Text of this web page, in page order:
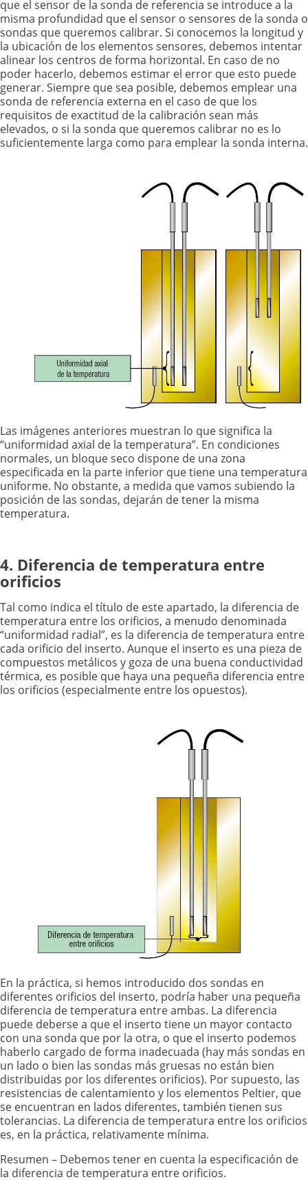
que el sensor de la sonda de referencia se introduce a la
misma profundidad que el sensor o sensores de la sonda o
sondas que queremos calibrar. Si conocemos la longitud y
la ubicación de los elementos sensores, debemos intentar
alinear los centros de forma horizontal. En caso de no
poder hacerlo, debemos estimar el error que esto puede
generar. Siempre que sea posible, debemos emplear una
sonda de referencia externa en el caso de que los
requisitos de exactitud de la calibración sean más
elevados, o si la sonda que queremos calibrar no es lo
suficientemente larga como para emplear la sonda interna.
Las imágenes anteriores muestran lo que significa la
“uniformidad axial de la temperatura”. En condiciones
normales, un bloque seco dispone de una zona
especificada en la parte inferior que tiene una temperatura
uniforme. No obstante, a medida que vamos subiendo la
posición de las sondas, dejarán de tener la misma
temperatura.
4. Diferencia de temperatura entre
orificios
Tal como indica el título de este apartado, la diferencia de
temperatura entre los orificios, a menudo denominada
“uniformidad radial”, es la diferencia de temperatura entre
cada orificio del inserto. Aunque el inserto es una pieza de
compuestos metálicos y goza de una buena conductividad
térmica, es posible que haya una pequeña diferencia entre
los orificios (especialmente entre los opuestos).
En la práctica, si hemos introducido dos sondas en
diferentes orificios del inserto, podría haber una pequeña
diferencia de temperatura entre ambas. La diferencia
puede deberse a que el inserto tiene un mayor contacto
con una sonda que por la otra, o que el inserto podemos
haberlo cargado de forma inadecuada (hay más sondas en
un lado o bien las sondas más gruesas no están bien
distribuidas por los diferentes orificios). Por supuesto, las
resistencias de calentamiento y los elementos Peltier, que
se encuentran en lados diferentes, también tienen sus
tolerancias. La diferencia de temperatura entre los orificios
es, en la práctica, relativamente mínima.
Resumen – Debemos tener en cuenta la especificación de
la diferencia de temperatura entre orificios.